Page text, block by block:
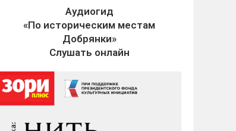
Аудиогид
«По историческим местам
Добрянки»
Слушать онлайн